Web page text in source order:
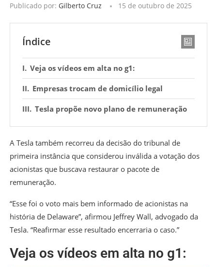
Publicado por: Gilberto Cruz 15 de outubro de 2025
Índice
Veja os vídeos em alta no g1:
Empresas trocam de domicílio legal
Tesla propõe novo plano de remuneração
A Tesla também recorreu da decisão do tribunal de
primeira instância que considerou inválida a votação dos
acionistas que buscava restaurar o pacote de
remuneração.
“Esse foi o voto mais bem informado de acionistas na
história de Delaware”, afirmou Jeffrey Wall, advogado da
Tesla. “Reafirmar esse resultado encerraria o caso.”
Veja os vídeos em alta no g1: